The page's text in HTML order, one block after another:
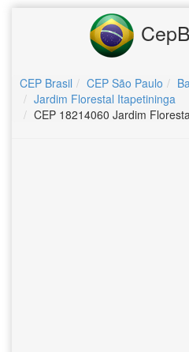
CEP Brasil CEP São Paulo
Jardim Florestal Itapetininga
CEP 18214060 Jardim